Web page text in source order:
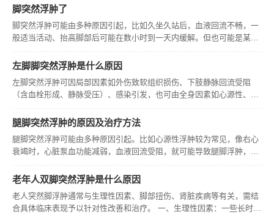
脚突然浮肿了
脚突然浮肿可能由多种原因引起，比如久坐久站后，血液回流不畅，一
般适当活动、抬高脚部后可能在数小时到一天内缓解。但也可能是某些
左脚脚突然浮肿是什么原因
左脚突然浮肿可因局部因素如外伤致软组织损伤、下肢静脉回流受阻
（含血栓形成、静脉受压）、感染引发，也可由全身因素如心源性、肾
脉血栓需观察相关变化，孕妇因子宫压迫易浮肿要注意加重情况，儿童
腿脚突然浮肿的原因及治疗方法
腿脚突然浮肿可能由多种原因引起。比如心源性浮肿较为常见，像右心
衰竭时，心脏泵血功能减弱，血液回流受阻，就可能导致腿脚浮肿，这
老年人双脚突然浮肿是什么原因
老人突然脚浮肿通常与生理性因素、脚部扭伤、肾脏疾病等有关，需结
合具体临床表现予以针对性改善和治疗。 一、生理性因素：一些长时间